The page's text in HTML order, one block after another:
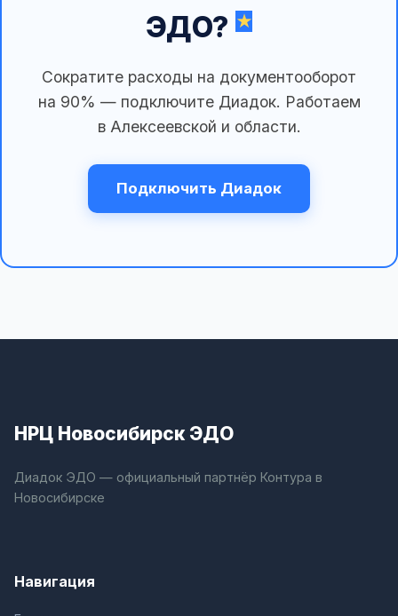
ЭДО?
Сократите расходы на документооборот
на 90% — подключите Диадок. Работаем
в Алексеевской и области.
Подключить Диадок
НРЦ Новосибирск ЭДО
Диадок ЭДО — официальный партнёр Контура в
Новосибирске
Навигация